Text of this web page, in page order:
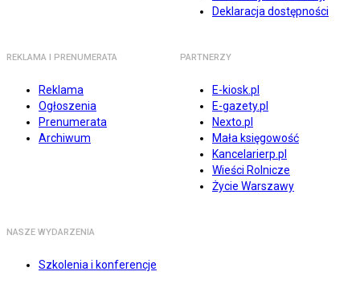
Deklaracja dostępności
REKLAMA I PRENUMERATA
Reklama
Ogłoszenia
Prenumerata
Archiwum
PARTNERZY
E-kiosk.pl
E-gazety.pl
Nexto.pl
Mała księgowość
Kancelarierp.pl
Wieści Rolnicze
Życie Warszawy
NASZE WYDARZENIA
Szkolenia i konferencje